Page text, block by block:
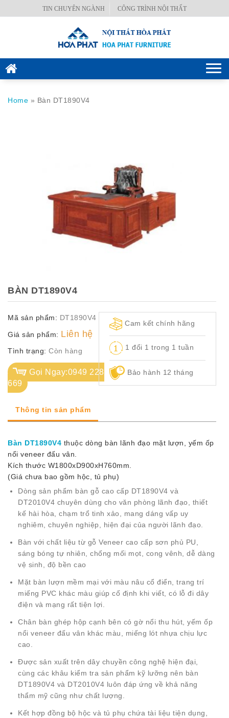
TIN CHUYÊN NGÀNH CÔNG TRÌNH NỘI THẤT
VĂN
MÃ
CH.
SÁCH
Q.
ĐỊNH
Home » Bàn DT1890V4
BÀN DT1890V4
Mã sản phẩm: DT1890V4
Giá sản phẩm: Liên hệ
Tình trạng: Còn hàng
Gọi Ngay:0949 228
669
Cam kết chính hãng
1 đổi 1 trong 1 tuần
Bảo hành 12 tháng
Thông tin sản phẩm
Bàn DT1890V4 thuộc dòng bàn lãnh đạo mặt lượn, yếm ốp
nổi veneer đấu vân.
Kích thước W1800xD900xH760mm.
(Giá chưa bao gồm hộc, tủ phụ)
Dòng sản phẩm bàn gỗ cao cấp DT1890V4 và
DT2010V4 chuyên dùng cho văn phòng lãnh đạo, thiết
kế hài hòa, chạm trổ tinh xảo, mang dáng vấp uy
nghiêm, chuyên nghiệp, hiện đại của người lãnh đạo.
Bàn với chất liệu từ gỗ Veneer cao cấp sơn phủ PU,
sáng bóng tự nhiên, chống mối mọt, cong vênh, dễ dàng
vệ sinh, độ bền cao
Mặt bàn lượn mềm mại với màu nâu cổ điển, trang trí
miếng PVC khác màu giúp cố định khi viết, có lỗ đi dây
điện và mạng rất tiện lợi.
Chân bàn ghép hộp cạnh bên có gờ nổi thu hút, yếm ốp
nổi veneer đấu vân khác màu, miếng lót nhựa chịu lực
cao.
Được sản xuất trên dây chuyền công nghệ hiện đại,
cùng các khâu kiểm tra sản phẩm kỹ lưỡng nên bàn
DT1890V4 và DT2010V4 luôn đáp ứng về khả năng
thẩm mỹ cũng như chất lượng.
Kết hợp đồng bộ hộc và tủ phụ chứa tài liệu tiện dụng,